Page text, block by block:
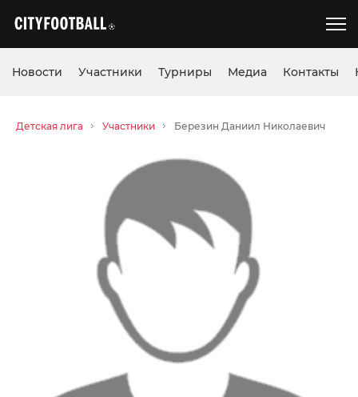
Новости Участники Турниры Медиа Контакты
Детская лига Участники Березин Даниил Николаевич